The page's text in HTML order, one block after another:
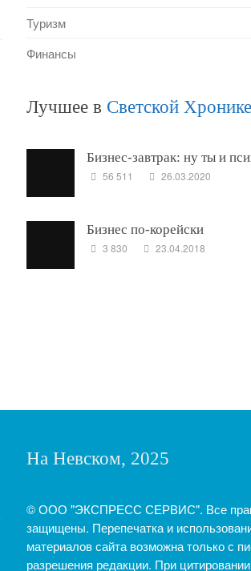
Туризм
Финансы
Лучшее в Светской Хронике
Бизнес-завтрак: ну ты и
56 511 26.03.2020
Бизнес по-корейски
3 830 23.04.2018
На Невском, 2025
© ООО "ЭКСПРЕСС СЕРВИС". Все
защищены. Перепечатка и
материалов сайта возможна только с
разрешения редакции. При